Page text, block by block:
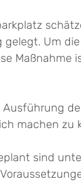
Um
Maßnahme
machen zu
sind